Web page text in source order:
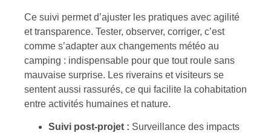
Ce suivi permet d’ajuster les pratiques avec agilité
et transparence. Tester, observer, corriger, c’est
comme s’adapter aux changements météo au
camping : indispensable pour que tout roule sans
mauvaise surprise. Les riverains et visiteurs se
sentent aussi rassurés, ce qui facilite la cohabitation
entre activités humaines et nature.
Suivi post-projet : Surveillance des impacts